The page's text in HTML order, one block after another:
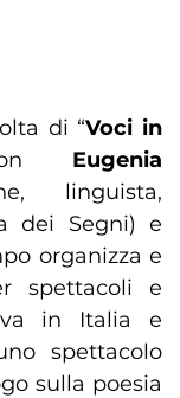
di “Voci in
Eugenia
linguista,
dei Segni) e
organizza e
spettacoli e
in Italia e
spettacolo
sulla poesia